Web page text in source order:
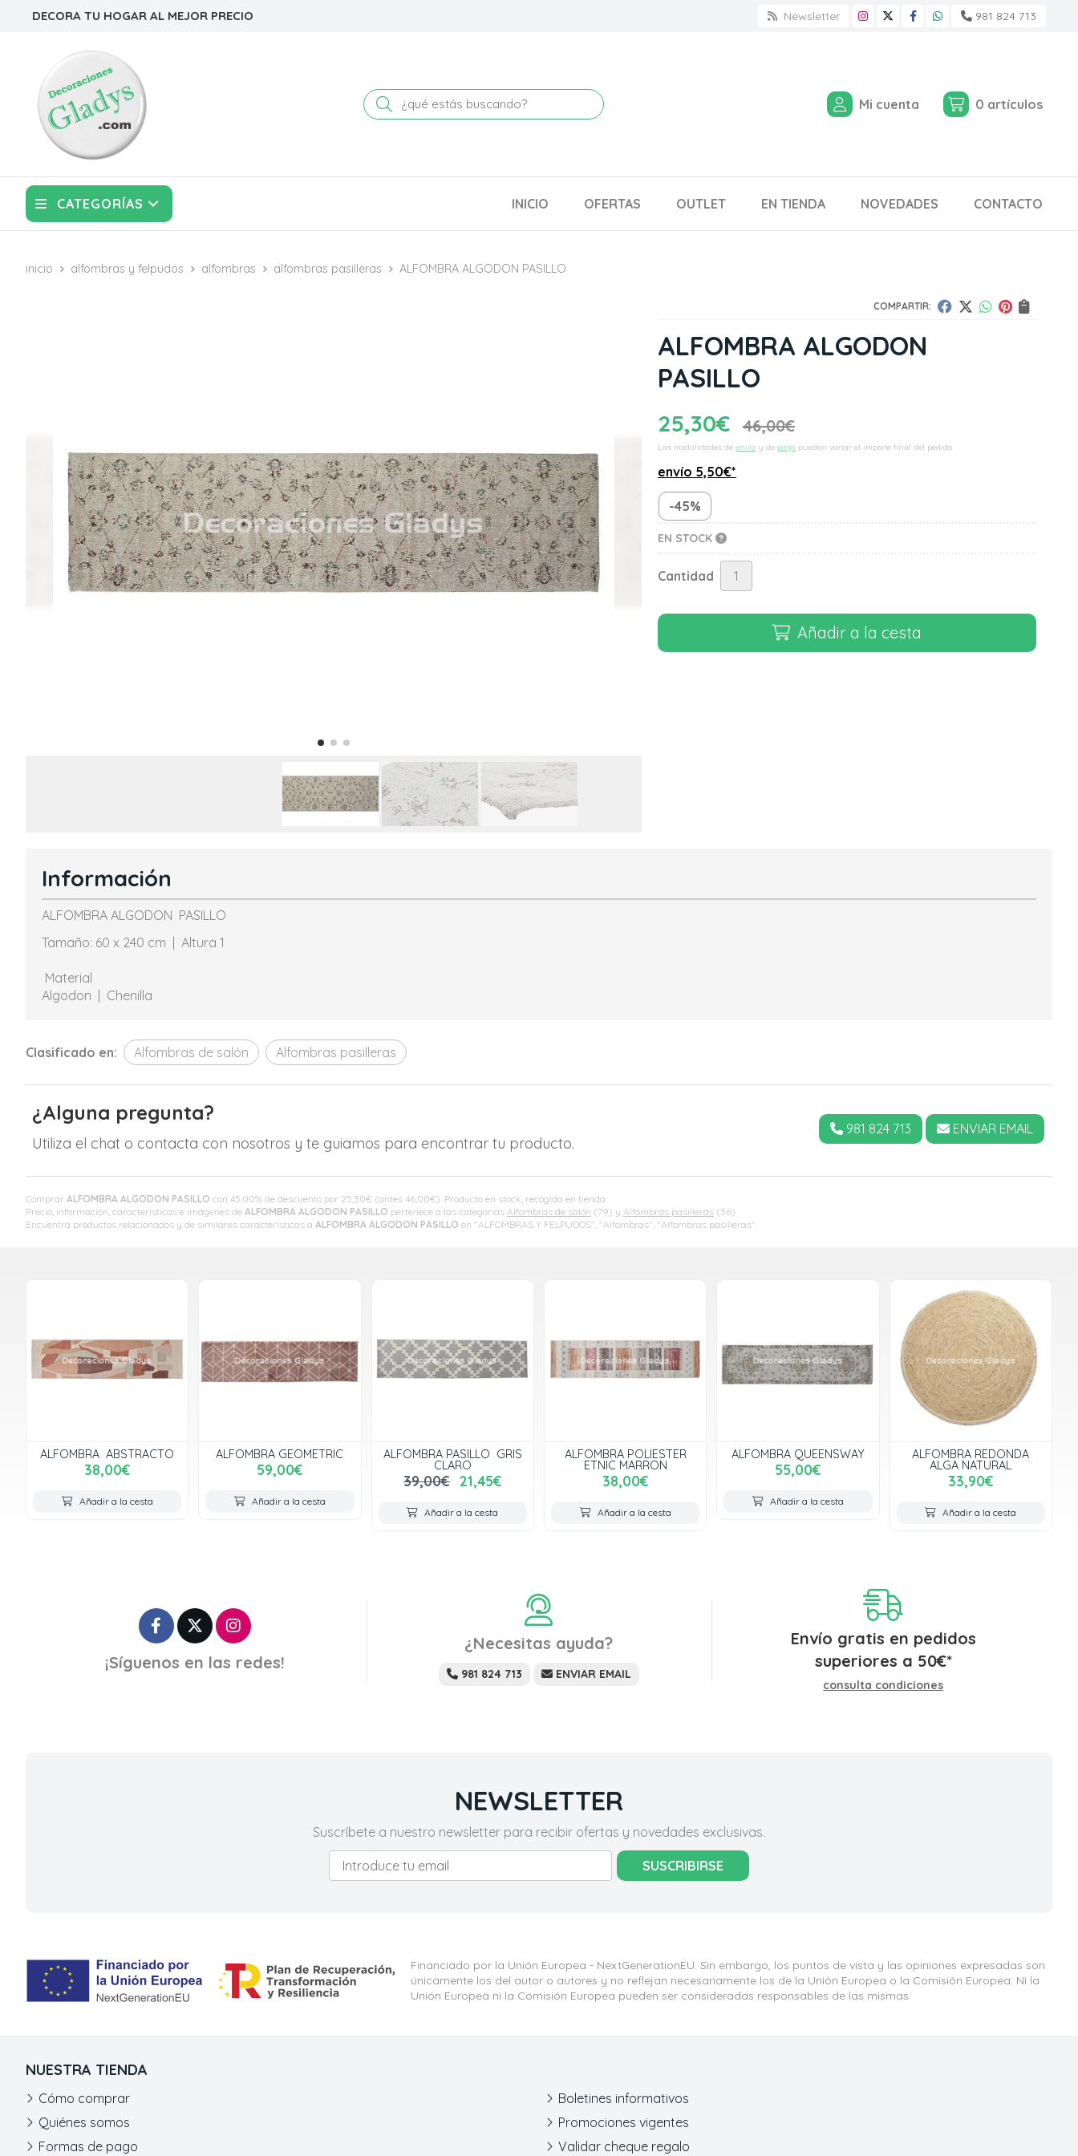
DECORA TU HOGAR AL MEJOR PRECIO Newsletter 981 824 713
Buscar Mi cuenta 0 artículos
CATEGORÍAS INICIO OFERTAS OUTLET EN TIENDA NOVEDADES CONTACTO
inicio alfombras y felpudos alfombras alfombras pasilleras ALFOMBRA ALGODON PASILLO
COMPARTIR:
ALFOMBRA ALGODON
PASILLO
25,30€ 46,00€
Las modalidades de envío y de pago pueden variar el importe final del pedido.
envío 5,50€*
-45%
EN STOCK
Cantidad
Añadir a la cesta
Comprar ALFOMBRA ALGODON PASILLO con 45,00% de descuento por 25,30€ (antes 46,00€). Producto en stock, recogida en tienda.
Precio, información, características e imágenes de ALFOMBRA ALGODON PASILLO pertenece a las categorías Alfombras de salón (79) y Alfombras pasilleras (36).
Encuentra productos relacionados y de similares características a ALFOMBRA ALGODON PASILLO en "ALFOMBRAS Y FELPUDOS", "Alfombras", "Alfombras pasilleras".
Información
ALFOMBRA ALGODON PASILLO
Tamaño: 60 x 240 cm | Altura 1
Material
Algodon | Chenilla
Clasificado en: Alfombras de salón Alfombras pasilleras
¿Alguna pregunta?
Utiliza el chat o contacta con nosotros y te guiamos para encontrar tu producto.
981 824 713 ENVIAR EMAIL
ALFOMBRA ABSTRACTO
38,00€
Añadir a la cesta
ALFOMBRA GEOMETRIC
59,00€
Añadir a la cesta
ALFOMBRA PASILLO GRIS
CLARO
39,00€ 21,45€
Añadir a la cesta
ALFOMBRA POLIESTER
ETNIC MARRON
38,00€
Añadir a la cesta
ALFOMBRA QUEENSWAY
55,00€
Añadir a la cesta
ALFOMBRA REDONDA
ALGA NATURAL
33,90€
Añadir a la cesta
¡Síguenos en las redes!
¿Necesitas ayuda?
981 824 713 ENVIAR EMAIL
Envío gratis en pedidos
superiores a 50€*
consulta condiciones
NEWSLETTER
Suscríbete a nuestro newsletter para recibir ofertas y novedades exclusivas.
SUSCRIBIRSE
Financiado por la Unión Europea - NextGenerationEU. Sin embargo, los puntos de vista y las opiniones expresadas son
únicamente los del autor o autores y no reflejan necesariamente los de la Unión Europea o la Comisión Europea. Ni la
Unión Europea ni la Comisión Europea pueden ser consideradas responsables de las mismas.
NUESTRA TIENDA
Cómo comprar
Quiénes somos
Formas de pago
Boletines informativos
Promociones vigentes
Validar cheque regalo